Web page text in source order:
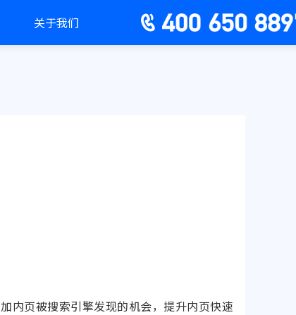
关于我们
内页被搜索引擎发现的机会，提升内页快速